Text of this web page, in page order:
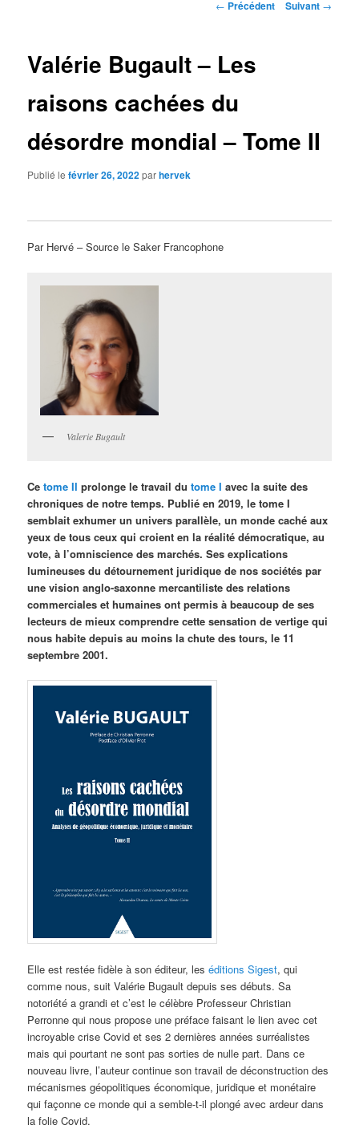
Navigation
← Précédent Suivant →
Valérie Bugault – Les
raisons cachées du
désordre mondial – Tome II
Publié lefévrier 26, 2022parhervek
Par Hervé – Source le Saker Francophone
Valerie Bugault
Cetome II prolonge le travail dutome I avec la suite des
chroniques de notre temps. Publié en 2019, le tome I
semblait exhumer un univers parallèle, un monde caché aux
yeux de tous ceux qui croient en la réalité démocratique, au
vote, à l’omniscience des marchés. Ses explications
lumineuses du détournement juridique de nos sociétés par
une vision anglo-saxonne mercantiliste des relations
commerciales et humaines ont permis à beaucoup de ses
lecteurs de mieux comprendre cette sensation de vertige qui
nous habite depuis au moins la chute des tours, le 11
septembre 2001.
Elle est restée fidèle à son éditeur, leséditions Sigest, qui
comme nous, suit Valérie Bugault depuis ses débuts. Sa
notoriété a grandi et c’est le célèbre Professeur Christian
Perronne qui nous propose une préface faisant le lien avec cet
incroyable crise Covid et ses 2 dernières années surréalistes
mais qui pourtant ne sont pas sorties de nulle part. Dans ce
nouveau livre, l’auteur continue son travail de déconstruction des
mécanismes géopolitiques économique, juridique et monétaire
qui façonne ce monde qui a semble-t-il plongé avec ardeur dans
la folie Covid.